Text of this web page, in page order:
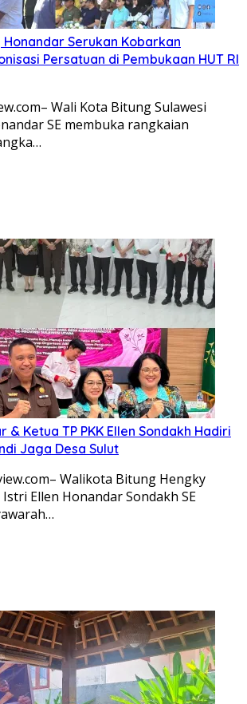
Serukan Kobarkan
Persatuan di Pembukaan HUT RI
Wali Kota Bitung Sulawesi
SE membuka rangkaian
& Ketua TP PKK Ellen Sondakh Hadiri
Jaga Desa Sulut
Walikota Bitung Hengky
Ellen Honandar Sondakh SE